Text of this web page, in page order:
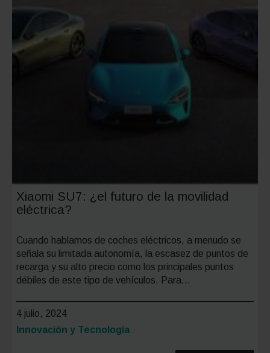
Xiaomi SU7: ¿el futuro de la movilidad
eléctrica?
Cuando hablamos de coches eléctricos, a menudo se
señala su limitada autonomía, la escasez de puntos de
recarga y su alto precio como los principales puntos
débiles de este tipo de vehículos. Para…
4 julio, 2024
Categoría:
Innovación y Tecnología